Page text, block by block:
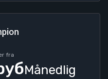
fra
Månedlig